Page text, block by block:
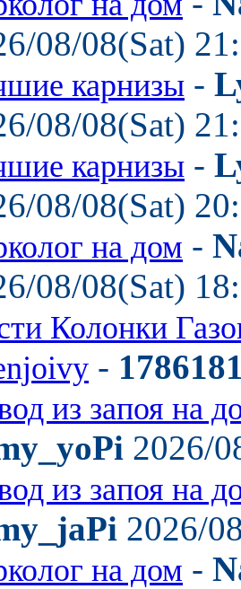
08/08(Sat)
карнизы -
08/08(Sat)
карнизы -
08/08(Sat)
на дом -
08/08(Sat)
Колонки
-
из запоя на
2026/
из запоя на
2026/
на дом -